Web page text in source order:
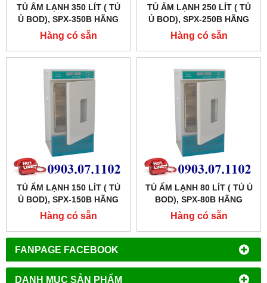
FANPAGE FACEBOOK
DANH MỤC SẢN PHẨM
TỦ ẤM LẠNH 350 LÍT ( TỦ
Ủ BOD), SPX-350B HÃNG
XINGCHEN SHKT
Hàng có sẵn
TỦ ẤM LẠNH 250 LÍT ( TỦ
Ủ BOD), SPX-250B HÃNG
XINGCHEN SHKT
Hàng có sẵn
TỦ ẤM LẠNH 150 LÍT ( TỦ
Ủ BOD), SPX-150B HÃNG
XINGCHEN SHKT
Hàng có sẵn
TỦ ẤM LẠNH 80 LÍT ( TỦ Ủ
BOD), SPX-80B HÃNG
XINGCHEN SHKT
Hàng có sẵn